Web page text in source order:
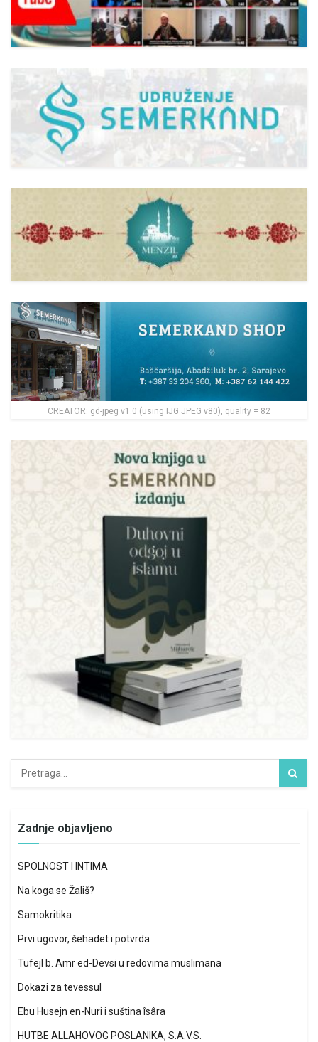
CREATOR: gd-jpeg v1.0 (using IJG JPEG v80), quality = 82
Zadnje objavljeno
SPOLNOST I INTIMA
Na koga se Žališ?
Samokritika
Prvi ugovor, šehadet i potvrda
Tufejl b. Amr ed-Devsi u redovima muslimana
Dokazi za tevessul
Ebu Husejn en-Nuri i suština îsâra
HUTBE ALLAHOVOG POSLANIKA, S.A.V.S.